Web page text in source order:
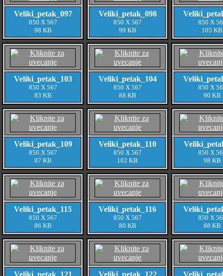
Veliki_petak_097
850 X 567
98 KB
Veliki_petak_098
850 X 567
99 KB
850 X
105 KB
Veliki_petak_103
850 X 567
83 KB
Veliki_petak_104
850 X 567
88 KB
850 X
90 KB
Veliki_petak_109
850 X 567
97 KB
Veliki_petak_110
850 X 567
102 KB
850 X
98 KB
Veliki_petak_115
850 X 567
86 KB
Veliki_petak_116
850 X 567
80 KB
850 X
88 KB
Veliki_petak_121 Veliki_petak_122